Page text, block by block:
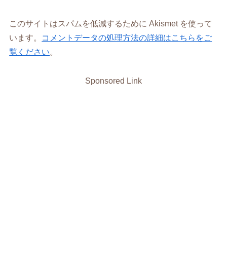
このサイトはスパムを低減するために Akismet を使って
います。
コメントデータの処理方法の詳細はこちらをご
覧ください。
Sponsored Link